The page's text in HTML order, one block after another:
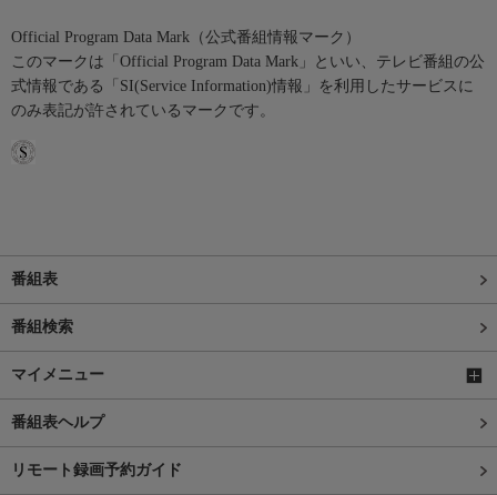
Official Program Data Mark（公式番組情報マーク）
このマークは「Official Program Data Mark」といい、テレビ番組の公
式情報である「SI(Service Information)情報」を利用したサービスに
のみ表記が許されているマークです。
番組表
番組検索
マイメニュー
番組表ヘルプ
リモート録画予約ガイド